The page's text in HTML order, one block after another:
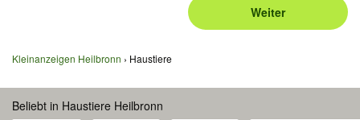
Weiter
Kleinanzeigen Heilbronn Haustiere
Beliebt in Haustiere Heilbronn